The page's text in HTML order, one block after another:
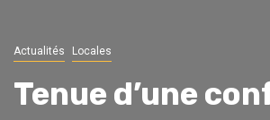
Actualités Locales
Tenue d’une